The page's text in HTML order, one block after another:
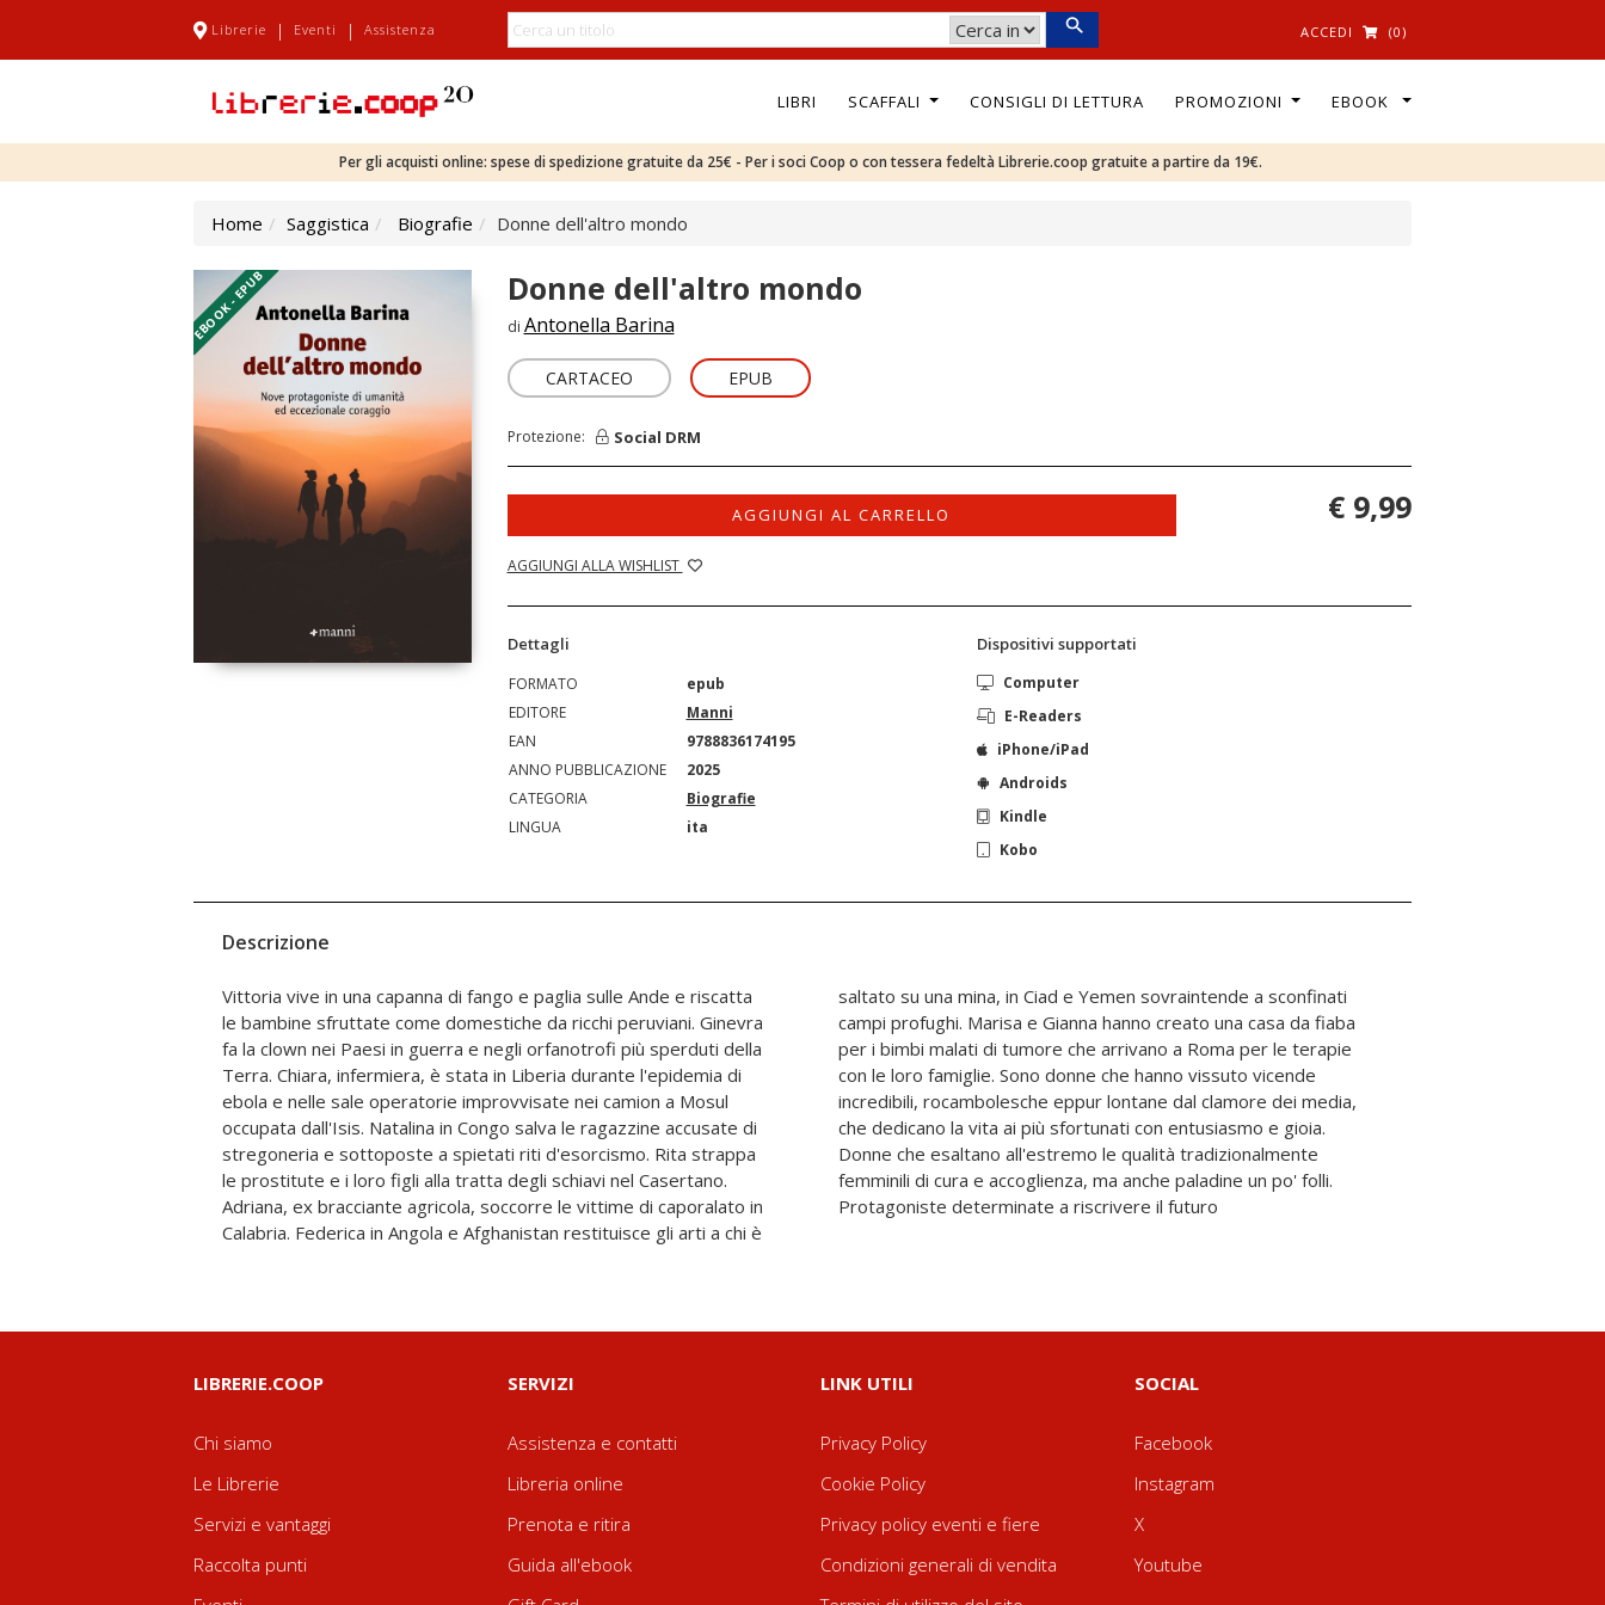
Librerie | Eventi | Assistenza ACCEDI (0)
LIBRI SCAFFALI CONSIGLI DI LETTURA PROMOZIONI EBOOK
Per gli acquisti online: spese di spedizione gratuite da 25€ - Per i soci Coop o con tessera fedeltà Librerie.coop gratuite a partire da 19€.
Home Saggistica Biografie Donne dell'altro mondo
EBOOK - EPUB Donne dell'altro mondo
di Antonella Barina
CARTACEO EPUB
Protezione: Social DRM
AGGIUNGI AL CARRELLO
AGGIUNGI ALLA WISHLIST
€ 9,99
Dettagli
FORMATO
epub
EDITORE
Manni
EAN
9788836174195
ANNO PUBBLICAZIONE
2025
CATEGORIA
Biografie
LINGUA
ita
Dispositivi supportati
Computer
E-Readers
iPhone/iPad
Androids
Kindle
Kobo
Descrizione
Vittoria vive in una capanna di fango e paglia sulle Ande e riscatta
le bambine sfruttate come domestiche da ricchi peruviani. Ginevra
fa la clown nei Paesi in guerra e negli orfanotrofi più sperduti della
Terra. Chiara, infermiera, è stata in Liberia durante l'epidemia di
ebola e nelle sale operatorie improvvisate nei camion a Mosul
occupata dall'Isis. Natalina in Congo salva le ragazzine accusate di
stregoneria e sottoposte a spietati riti d'esorcismo. Rita strappa
le prostitute e i loro figli alla tratta degli schiavi nel Casertano.
Adriana, ex bracciante agricola, soccorre le vittime di caporalato in
Calabria. Federica in Angola e Afghanistan restituisce gli arti a chi è
saltato su una mina, in Ciad e Yemen sovraintende a sconfinati
campi profughi. Marisa e Gianna hanno creato una casa da fiaba
per i bimbi malati di tumore che arrivano a Roma per le terapie
con le loro famiglie. Sono donne che hanno vissuto vicende
incredibili, rocambolesche eppur lontane dal clamore dei media,
che dedicano la vita ai più sfortunati con entusiasmo e gioia.
Donne che esaltano all'estremo le qualità tradizionalmente
femminili di cura e accoglienza, ma anche paladine un po' folli.
Protagoniste determinate a riscrivere il futuro
LIBRERIE.COOP
Chi siamo
Le Librerie
Servizi e vantaggi
Raccolta punti
SERVIZI
Assistenza e contatti
Libreria online
Prenota e ritira
Guida all'ebook
LINK UTILI
Privacy Policy
Cookie Policy
Privacy policy eventi e fiere
Condizioni generali di vendita
SOCIAL
Facebook
Instagram
X
Youtube